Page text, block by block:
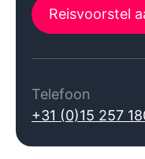
Reisvoorstel
Telefoon
+31 (0)15 257